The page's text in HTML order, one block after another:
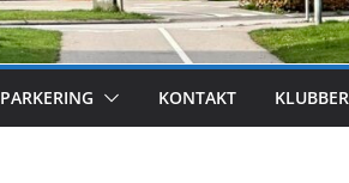
PARKERING KONTAKT KLUBBER